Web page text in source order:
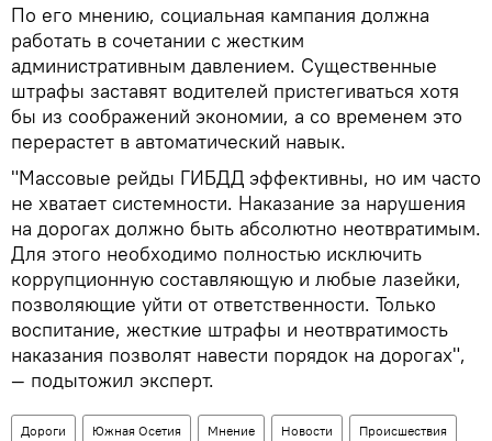
По его мнению, социальная кампания должна
работать в сочетании с жестким
административным давлением. Существенные
штрафы заставят водителей пристегиваться хотя
бы из соображений экономии, а со временем это
перерастет в автоматический навык.
"Массовые рейды ГИБДД эффективны, но им часто
не хватает системности. Наказание за нарушения
на дорогах должно быть абсолютно неотвратимым.
Для этого необходимо полностью исключить
коррупционную составляющую и любые лазейки,
позволяющие уйти от ответственности. Только
воспитание, жесткие штрафы и неотвратимость
наказания позволят навести порядок на дорогах",
— подытожил эксперт.
Дороги Южная Осетия Мнение Новости Происшествия